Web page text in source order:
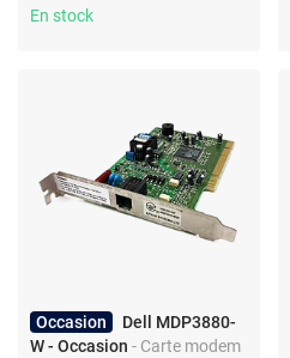
En stock
Occasion
Dell MDP3880-
W - Occasion - Carte modem